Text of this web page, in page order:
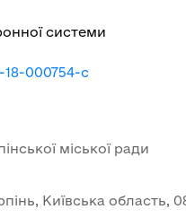
системи
18-000754-c
міської ради
Київська область,